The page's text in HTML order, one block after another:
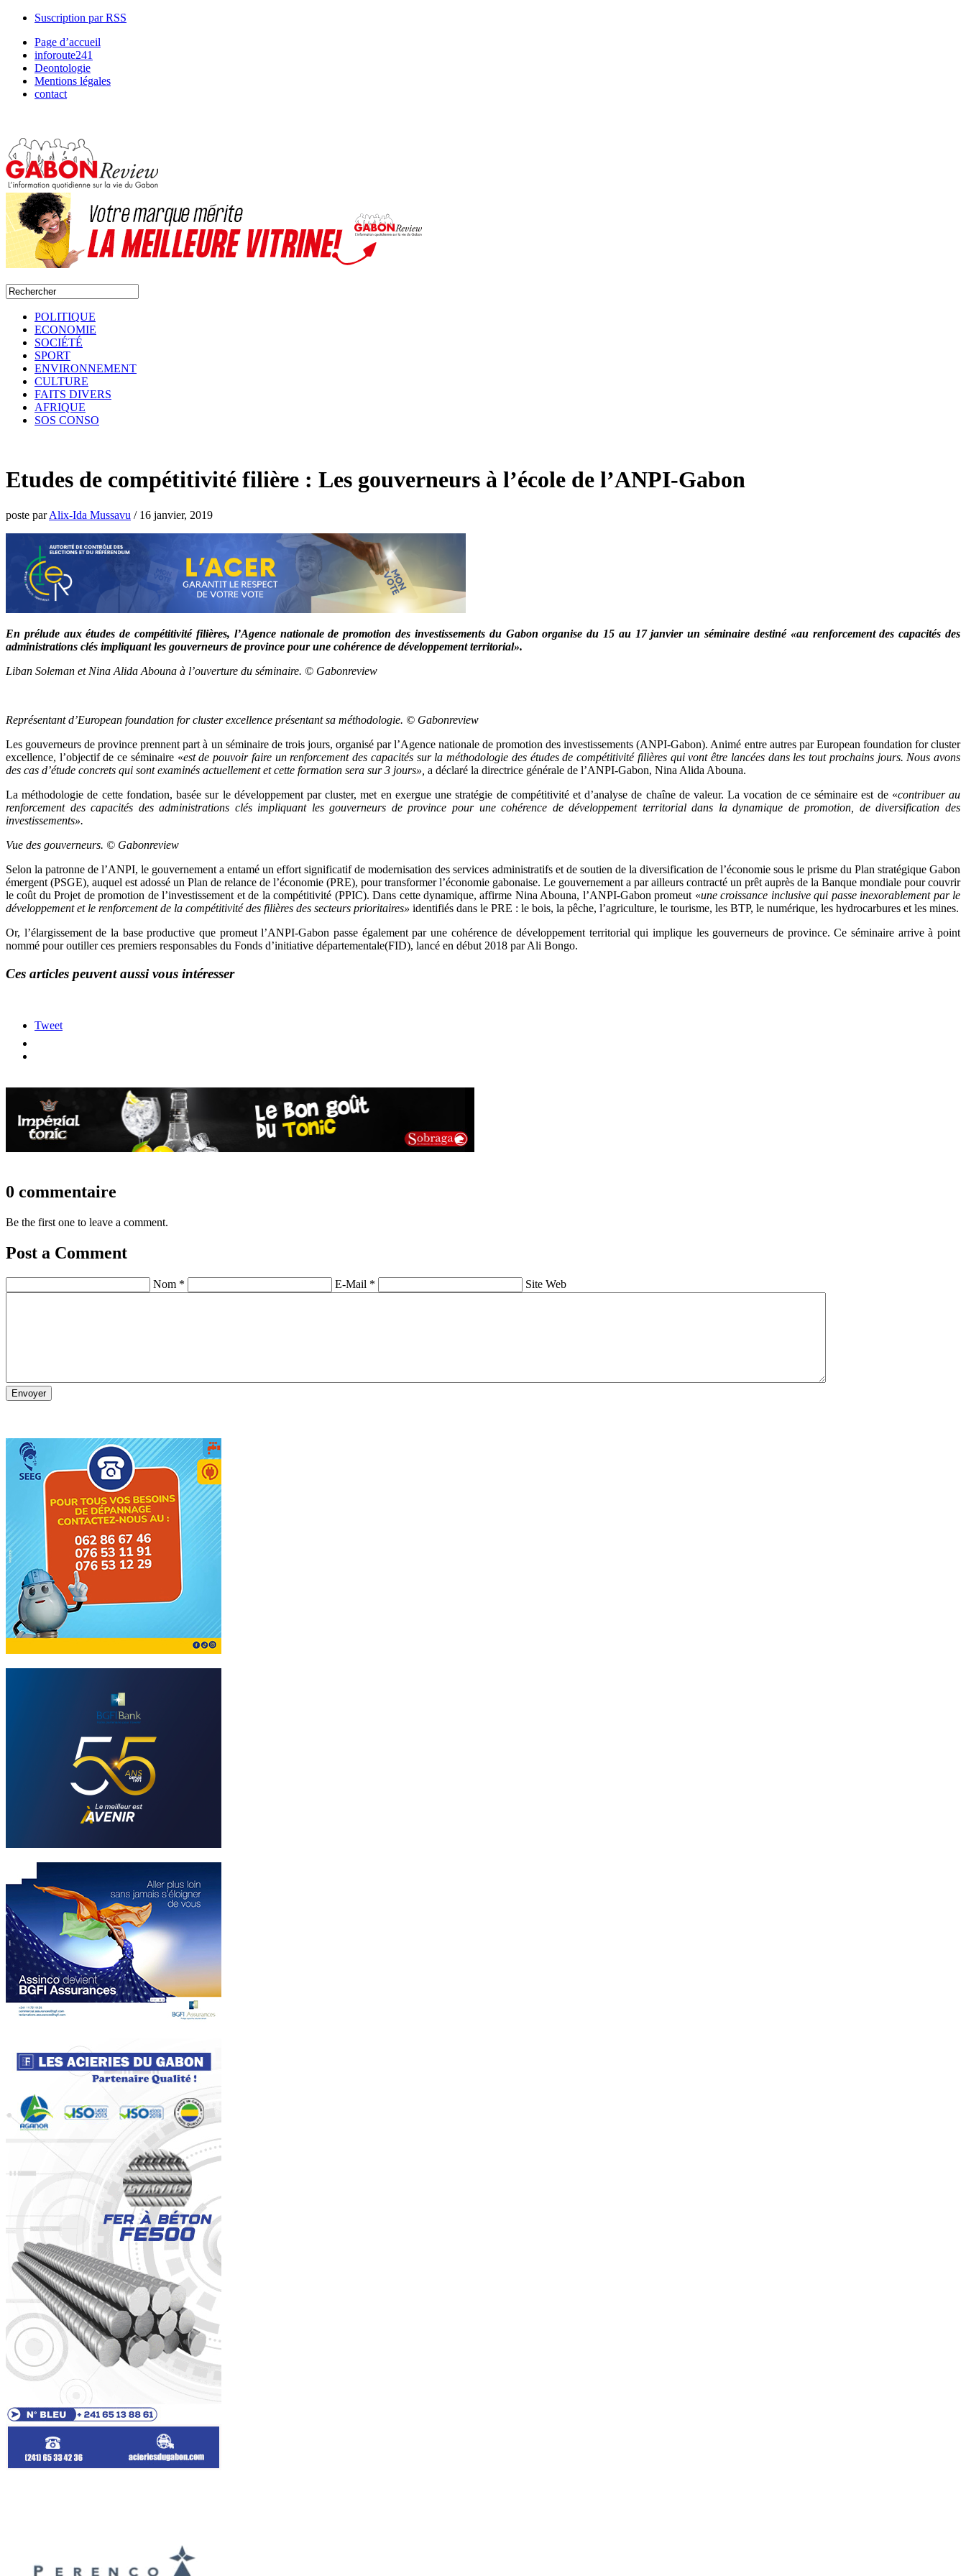
Suscription par RSS
Page d’accueil
inforoute241
Deontologie
Mentions légales
contact
POLITIQUE
ECONOMIE
SOCIÉTÉ
SPORT
ENVIRONNEMENT
CULTURE
FAITS DIVERS
AFRIQUE
SOS CONSO
Etudes de compétitivité filière : Les gouverneurs à l’école de l’ANPI-Gabon
poste parAlix-Ida Mussavu / 16 janvier, 2019
En prélude aux études de compétitivité filières, l’Agence nationale de promotion des investissements du Gabon organise du 15 au 17 janvier un séminaire destiné «au renforcement des capacités des
administrations clés impliquant les gouverneurs de province pour une cohérence de développement territorial».
Liban Soleman et Nina Alida Abouna à l’ouverture du séminaire. © Gabonreview
Représentant d’European foundation for cluster excellence présentant sa méthodologie. © Gabonreview
Les gouverneurs de province prennent part à un séminaire de trois jours, organisé par l’Agence nationale de promotion des investissements (ANPI-Gabon). Animé entre autres par European foundation for cluster
excellence, l’objectif de ce séminaire «est de pouvoir faire un renforcement des capacités sur la méthodologie des études de compétitivité filières qui vont être lancées dans les tout prochains jours. Nous avons
des cas d’étude concrets qui sont examinés actuellement et cette formation sera sur 3 jours», a déclaré la directrice générale de l’ANPI-Gabon, Nina Alida Abouna.
La méthodologie de cette fondation, basée sur le développement par cluster, met en exergue une stratégie de compétitivité et d’analyse de chaîne de valeur. La vocation de ce séminaire est de «contribuer au
renforcement des capacités des administrations clés impliquant les gouverneurs de province pour une cohérence de développement territorial dans la dynamique de promotion, de diversification des
investissements».
Vue des gouverneurs. © Gabonreview
Selon la patronne de l’ANPI, le gouvernement a entamé un effort significatif de modernisation des services administratifs et de soutien de la diversification de l’économie sous le prisme du Plan stratégique Gabon
émergent (PSGE), auquel est adossé un Plan de relance de l’économie (PRE), pour transformer l’économie gabonaise. Le gouvernement a par ailleurs contracté un prêt auprès de la Banque mondiale pour couvrir
le coût du Projet de promotion de l’investissement et de la compétitivité (PPIC). Dans cette dynamique, affirme Nina Abouna, l’ANPI-Gabon promeut «une croissance inclusive qui passe inexorablement par le
développement et le renforcement de la compétitivité des filières des secteurs prioritaires» identifiés dans le PRE : le bois, la pêche, l’agriculture, le tourisme, les BTP, le numérique, les hydrocarbures et les mines.
Or, l’élargissement de la base productive que promeut l’ANPI-Gabon passe également par une cohérence de développement territorial qui implique les gouverneurs de province. Ce séminaire arrive à point
nommé pour outiller ces premiers responsables du Fonds d’initiative départementale(FID), lancé en début 2018 par Ali Bongo.
Ces articles peuvent aussi vous intéresser
Tweet
0 commentaire
Be the first one to leave a comment.
Post a Comment
Nom * E-Mail * Site Web